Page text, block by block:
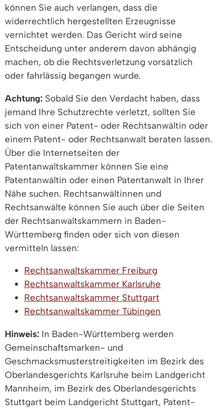
können Sie auch verlangen, dass die
widerrechtlich hergestellten Erzeugnisse
vernichtet werden. Das Gericht wird seine
Entscheidung unter anderem davon abhängig
machen, ob die Rechtsverletzung vorsätzlich
oder fahrlässig begangen wurde.
Achtung: Sobald Sie den Verdacht haben, dass
jemand Ihre Schutzrechte verletzt, sollten Sie
sich von einer Patent- oder Rechtsanwältin oder
einem Patent- oder Rechtsanwalt beraten lassen.
Über die Internetseiten der
Patentanwaltskammer können Sie eine
Patentanwältin oder einen Patentanwalt in Ihrer
Nähe suchen. Rechtsanwältinnen und
Rechtsanwälte können Sie auch über die Seiten
der Rechtsanwaltskammern in Baden-
Württemberg finden oder sich von diesen
vermitteln lassen:
Rechtsanwaltskammer Freiburg
Rechtsanwaltskammer Karlsruhe
Rechtsanwaltskammer Stuttgart
Rechtsanwaltskammer Tübingen
Hinweis: In Baden-Württemberg werden
Gemeinschaftsmarken- und
Geschmacksmusterstreitigkeiten im Bezirk des
Oberlandesgerichts Karlsruhe beim Landgericht
Mannheim, im Bezirk des Oberlandesgerichts
Stuttgart beim Landgericht Stuttgart, Patent-